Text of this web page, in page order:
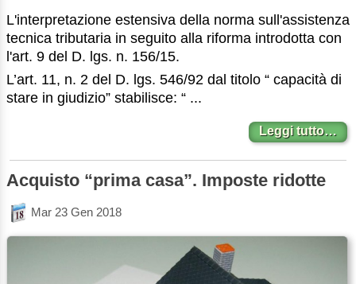
L'interpretazione estensiva della norma sull'assistenza
tecnica tributaria in seguito alla riforma introdotta con
l'art. 9 del D. lgs. n. 156/15.
L’art. 11, n. 2 del D. lgs. 546/92 dal titolo “ capacità di
stare in giudizio” stabilisce: “ ...
Leggi tutto…
Acquisto “prima casa”. Imposte ridotte
Mar 23 Gen 2018